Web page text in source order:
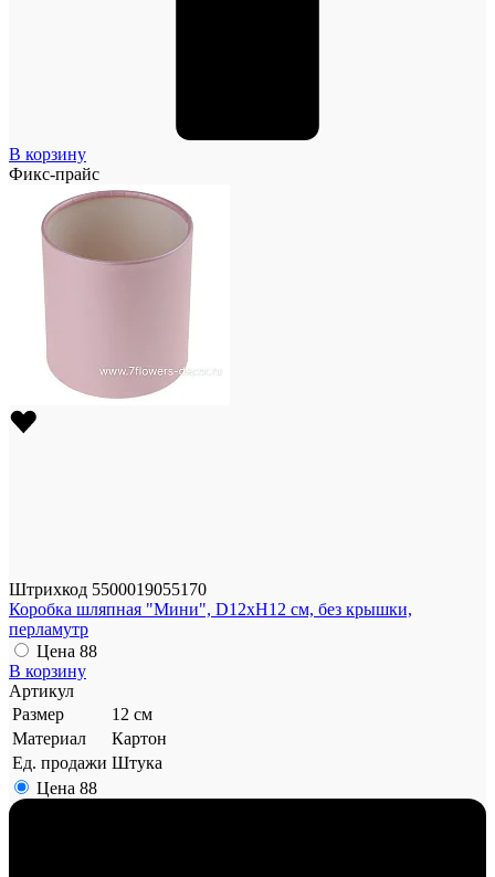
В корзину
Фикс-прайс
Штрихкод 5500019055170
Коробка шляпная "Мини", D12xH12 см, без крышки,
перламутр
Цена 88
В корзину
Артикул
Размер
12 см
Материал
Картон
Ед. продажи Штука
Цена 88